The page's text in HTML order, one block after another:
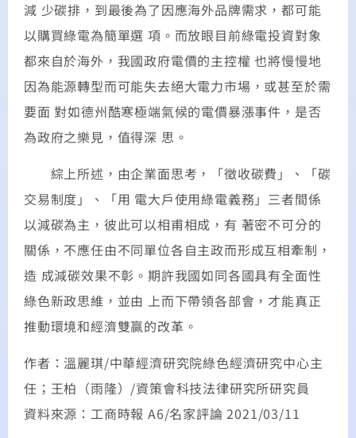
減 少碳排，到最後為了因應海外品牌需求，都可能
以購買綠電為簡單選 項。而放眼目前綠電投資對象
都來自於海外，我國政府電價的主控權 也將慢慢地
因為能源轉型而可能失去絕大電力市場，或甚至於需
要面 對如德州酷寒極端氣候的電價暴漲事件，是否
為政府之樂見，值得深 思。
綜上所述，由企業面思考，「徵收碳費」、「碳
交易制度」、「用 電大戶使用綠電義務」三者間係
以減碳為主，彼此可以相甫相成，有 著密不可分的
關係，不應任由不同單位各自主政而形成互相牽制，
造 成減碳效果不彰。期許我國如同各國具有全面性
綠色新政思維，並由 上而下帶領各部會，才能真正
推動環境和經濟雙贏的改革。
作者：溫麗琪/中華經濟研究院綠色經濟研究中心主
任；王柏（雨隆）/資策會科技法律研究所研究員
資料來源：工商時報 A6/名家評論 2021/03/11